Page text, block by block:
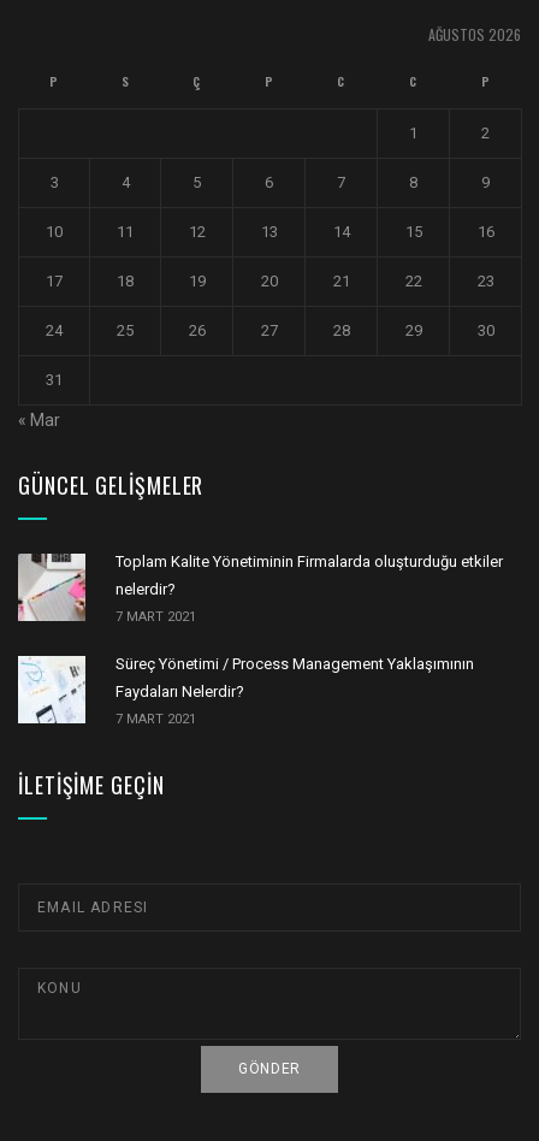
AĞUSTOS 2026
P S Ç P C C P
1 2
3 4 5 6 7 8 9
10 11 12 13 14 15 16
17 18 19 20 21 22 23
24 25 26 27 28 29 30
31
« Mar
GÜNCEL GELIŞMELER
Toplam Kalite Yönetiminin Firmalarda oluşturduğu etkiler
nelerdir?
7 MART 2021
Süreç Yönetimi / Process Management Yaklaşımının
Faydaları Nelerdir?
7 MART 2021
İLETIŞIME GEÇIN